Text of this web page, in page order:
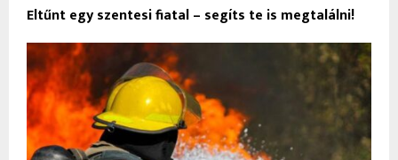
Eltűnt egy szentesi fiatal – segíts te is megtalálni!